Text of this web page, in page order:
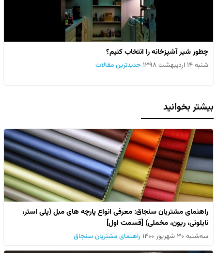
چطور شیر آشپزخانه را انتخاب کنیم؟
شنبه ۱۴ اردیبهشت ۱۳۹۸ جدیدترین مقالات
بیشتر بخوانید
راهنمای مشتریان سنجاق: معرفی انواع پارچه های مبل (پلی استر،
نایلونی، ریون، مخملی) [قسمت اول]
سه‌شنبه ۳۰ شهریور ۱۴۰۰ راهنمای مشتریان سنجاق